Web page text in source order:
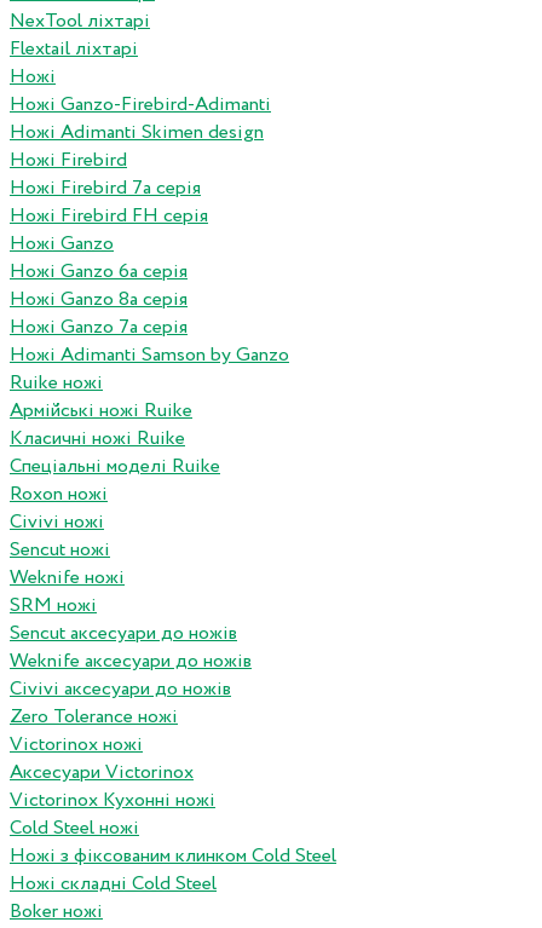
NexTool ліхтарі
Flextail ліхтарі
Ножі
Ножі Ganzo-Firebird-Adimanti
Ножі Adimanti Skimen design
Ножі Firebird
Ножі Firebird 7а серія
Ножі Firebird FH серія
Ножі Ganzo
Ножі Ganzo 6а серія
Ножі Ganzo 8а серія
Ножі Ganzo 7а серія
Ножі Adimanti Samson by Ganzo
Ruike ножі
Армійські ножі Ruike
Класичні ножі Ruike
Спеціальні моделі Ruike
Roxon ножi
Civivi ножі
Sencut ножі
Weknife ножі
SRM ножі
Sencut аксесуари до ножів
Weknife аксесуари до ножів
Civivi аксесуари до ножів
Zero Tolerance ножі
Victorinox ножі
Аксесуари Victorinox
Victorinox Кухонні ножі
Cold Steel ножі
Ножі з фіксованим клинком Cold Steel
Ножі складні Cold Steel
Boker ножі